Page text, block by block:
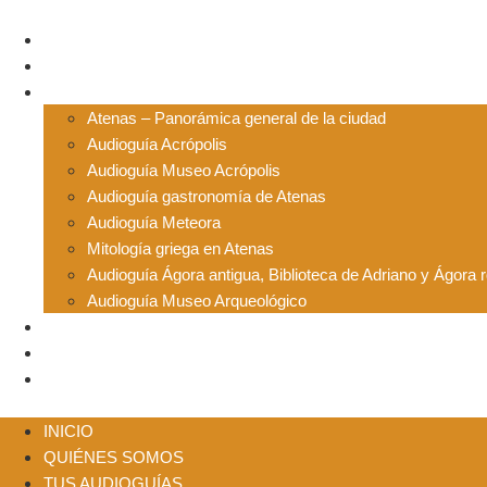
contenido
Atenas – Panorámica general de la ciudad
Audioguía Acrópolis
Audioguía Museo Acrópolis
Audioguía gastronomía de Atenas
Audioguía Meteora
Mitología griega en Atenas
Audioguía Ágora antigua, Biblioteca de Adriano y Ágora
Audioguía Museo Arqueológico
INICIO
QUIÉNES SOMOS
TUS AUDIOGUÍAS